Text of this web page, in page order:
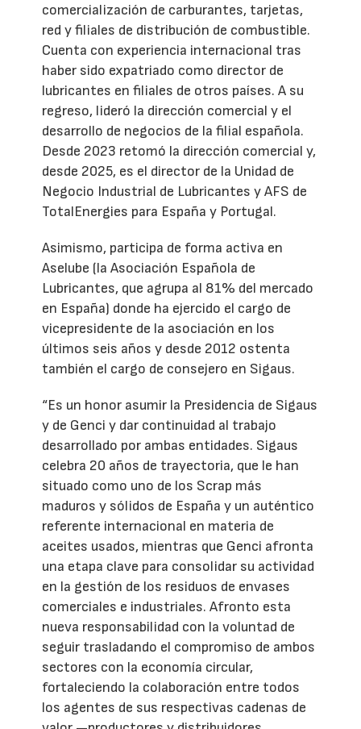
comercialización de carburantes, tarjetas,
red y filiales de distribución de combustible.
Cuenta con experiencia internacional tras
haber sido expatriado como director de
lubricantes en filiales de otros países. A su
regreso, lideró la dirección comercial y el
desarrollo de negocios de la filial española.
Desde 2023 retomó la dirección comercial y,
desde 2025, es el director de la Unidad de
Negocio Industrial de Lubricantes y AFS de
TotalEnergies para España y Portugal.
Asimismo, participa de forma activa en
Aselube (la Asociación Española de
Lubricantes, que agrupa al 81% del mercado
en España) donde ha ejercido el cargo de
vicepresidente de la asociación en los
últimos seis años y desde 2012 ostenta
también el cargo de consejero en Sigaus.
“Es un honor asumir la Presidencia de Sigaus
y de Genci y dar continuidad al trabajo
desarrollado por ambas entidades. Sigaus
celebra 20 años de trayectoria, que le han
situado como uno de los Scrap más
maduros y sólidos de España y un auténtico
referente internacional en materia de
aceites usados, mientras que Genci afronta
una etapa clave para consolidar su actividad
en la gestión de los residuos de envases
comerciales e industriales. Afronto esta
nueva responsabilidad con la voluntad de
seguir trasladando el compromiso de ambos
sectores con la economía circular,
fortaleciendo la colaboración entre todos
los agentes de sus respectivas cadenas de